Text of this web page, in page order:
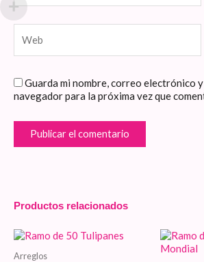
Guarda mi nombre, correo electrónico
navegador para la próxima vez que
Productos relacionados
Arreglos